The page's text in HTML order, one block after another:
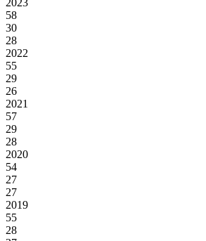
58
30
28
2022
55
29
26
2021
57
29
28
2020
54
27
27
2019
55
28